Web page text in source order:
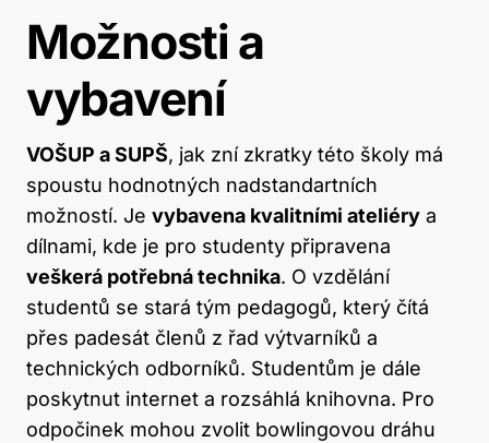
Možnosti a
vybavení
VOŠUP a SUPŠ, jak zní zkratky této školy má
spoustu hodnotných nadstandartních
možností. Je vybavena kvalitními ateliéry a
dílnami, kde je pro studenty připravena
veškerá potřebná technika. O vzdělání
studentů se stará tým pedagogů, který čítá
přes padesát členů z řad výtvarníků a
technických odborníků. Studentům je dále
poskytnut internet a rozsáhlá knihovna. Pro
odpočinek mohou zvolit bowlingovou dráhu